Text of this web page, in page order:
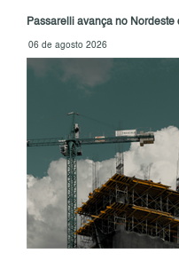
Passarelli avança no Nordeste
06 de agosto 2026